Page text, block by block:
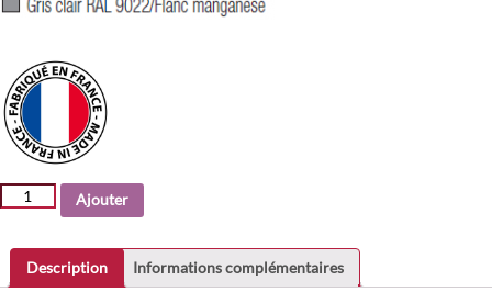
quantité
Cendrier
Ajouter
Description Informations complémentaires